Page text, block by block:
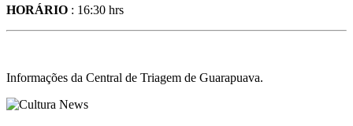
HORÁRIO : 16:30 hrs
Informações da Central de Triagem de Guarapuava.